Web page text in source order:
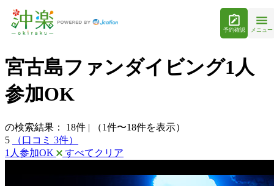
予約確認 メニュー
宮古島ファンダイビング1人
参加OK
の検索結果： 18件 |
（1件〜18件を表示）
5
（口コミ 3件）
1人参加OK
すべてクリア